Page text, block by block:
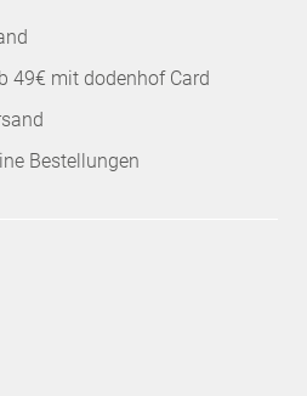
49€ mit dodenhof Card
Bestellungen